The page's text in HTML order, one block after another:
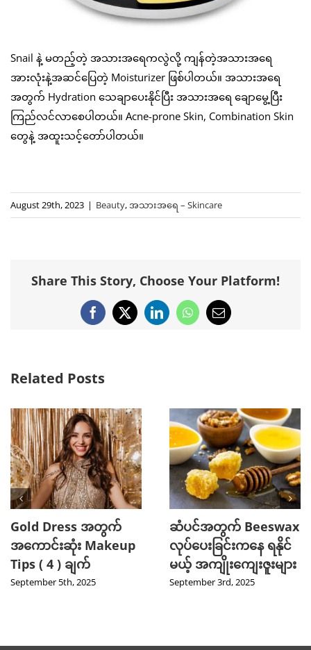
Snail နဲ့ မတည့်တဲ့ အသားအရေကလွဲလို့ ကျန်တဲ့အသားအရေ
အားလုံးနဲ့အဆင်ပြေတဲ့ Moisturizer ဖြစ်ပါတယ်။ အသားအရေ
အတွက် Hydration သေချာပေးနိုင်ပြီး အသားအရေ ချောမွေ့ပြီး
ကြည်လင်လာစေပါတယ်။ Acne-prone Skin, Combination Skin
တွေနဲ့ အထူးသင့်တော်ပါတယ်။
August 29th, 2023 | Beauty,အသားအရေ – Skincare
Share This Story, Choose Your Platform!
Facebook
X LinkedInWhatsApp
Email
Related Posts
Gold Dress အတွက်
အကောင်းဆုံး Makeup
Tips ( 4 ) ချက်
September 5th, 2025
ဆံပင်အတွက် Beeswax
လုပ်ပေးခြင်းကနေ ရနိုင်
မယ့် အကျိုးကျေးဇူးများ
September 3rd, 2025